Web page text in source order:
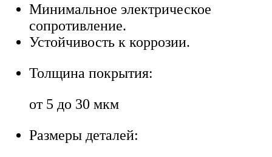
Минимальное электрическое
сопротивление.
Устойчивость к коррозии.
Толщина покрытия:
от 5 до 30 мкм
Размеры деталей: